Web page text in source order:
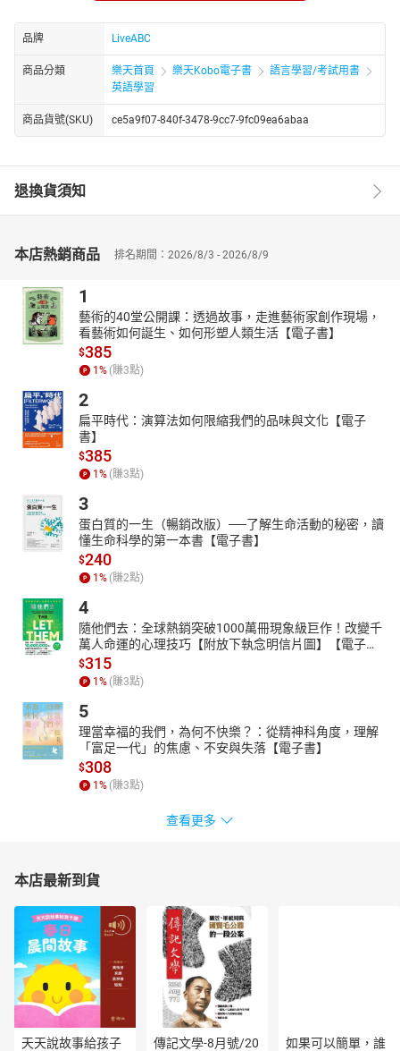
正宗德州烤肉 讓你食指大動！
在家上班？回公司上班？職場的新兩難
防堵校園槍擊事件 教師受訓對抗槍手
珍藏中華瑰寶 香港故宮文化博物館開幕
全球旅遊大復甦 里斯本的魅力再現
★電子書無提供點讀功能及互動學習軟體下載。
品牌 LiveABC
商品分類 樂天首頁 樂天Kobo電子書
語言學習/考試用書
英語學習
商品貨號(SKU) ce5a9f07-840f-3478-9cc7-9fc09ea6abaa
退換貨須知
本店熱銷商品 排名期間：2026/8/3 - 2026/8/9
1
藝術的40堂公開課：透過故事，走進藝術家創作現場，
看藝術如何誕生、如何形塑人類生活【電子書】
$385
1 % (賺3點)
2
扁平時代：演算法如何限縮我們的品味與文化【電子
書】
$385
1 % (賺3點)
3
蛋白質的一生（暢銷改版）──了解生命活動的秘密，讀
懂生命科學的第一本書【電子書】
$240
1 % (賺2點)
4
隨他們去：全球熱銷突破1000萬冊現象級巨作！改變千
萬人命運的心理技巧【附放下執念明信片圖】【電子
書】
$315
1 % (賺3點)
5
理當幸福的我們，為何不快樂？：從精神科角度，理解
「富足一代」的焦慮、不安與失落【電子書】
$308
1 % (賺3點)
查看更多
本店最新到貨
天天說故事給孩子
傳記文學-8月號/20
如果可以簡單，誰